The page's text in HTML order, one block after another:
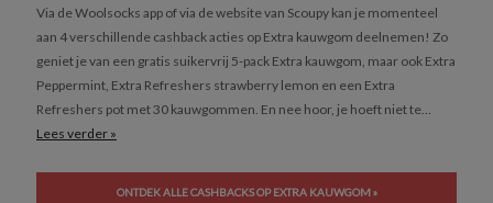
Via de Woolsocks app of via de website van Scoupy kan je momenteel
aan 4 verschillende cashback acties op Extra kauwgom deelnemen! Zo
geniet je van een gratis suikervrij 5-pack Extra kauwgom, maar ook Extra
Peppermint, Extra Refreshers strawberry lemon en een Extra
Refreshers pot met 30 kauwgommen. En nee hoor, je hoeft niet te...
Lees verder »
ONTDEK ALLE CASHBACKS OP EXTRA KAUWGOM »